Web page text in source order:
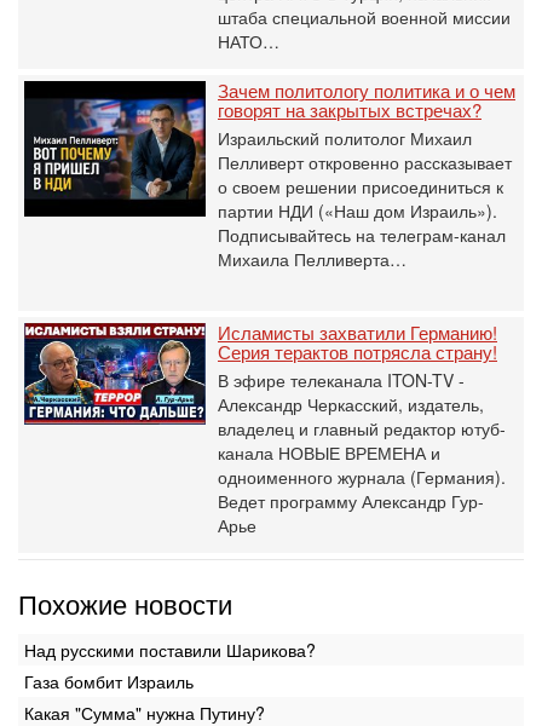
штаба специальной военной миссии
НАТО…
Зачем политологу политика и о чем
говорят на закрытых встречах?
Израильский политолог Михаил
Пелливерт откровенно рассказывает
о своем решении присоединиться к
партии НДИ («Наш дом Израиль»).
Подписывайтесь на телеграм-канал
Михаила Пелливерта…
Исламисты захватили Германию!
Серия терактов потрясла страну!
В эфире телеканала ITON-TV -
Александр Черкасский, издатель,
владелец и главный редактор ютуб-
канала НОВЫЕ ВРЕМЕНА и
одноименного журнала (Германия).
Ведет программу Александр Гур-
Арье
Похожие новости
Над русскими поставили Шарикова?
Газа бомбит Израиль
Какая "Сумма" нужна Путину?